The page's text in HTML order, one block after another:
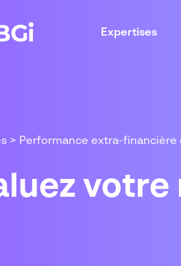
Expertises
> Performance extra-financière
votre